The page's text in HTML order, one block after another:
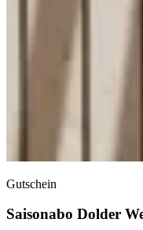
Gutschein
Saisonabo Dolder